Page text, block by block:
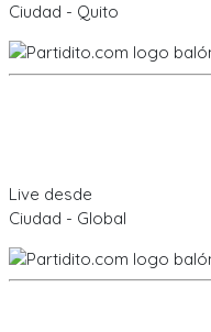
Ciudad - Quito
Live desde
Ciudad - Global